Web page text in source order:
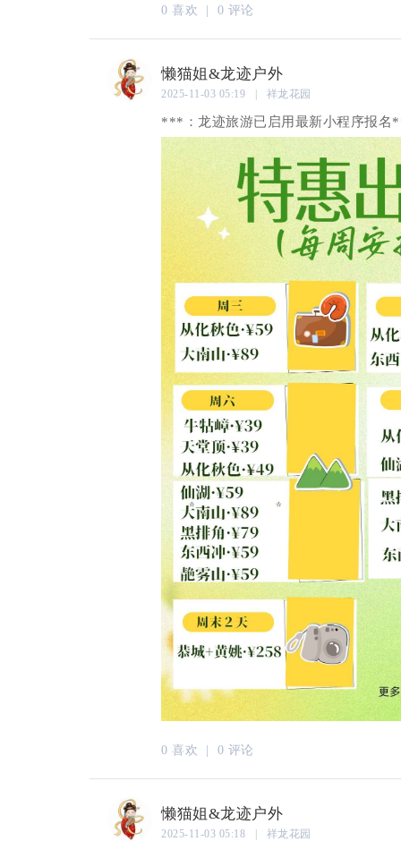
0 喜欢 | 0 评论
懒猫姐&龙迹户外
2025-11-03 05:19 | 祥龙花园
***：龙迹旅游已启用最新小程序报名
0 喜欢 | 0 评论
懒猫姐&龙迹户外
2025-11-03 05:18 | 祥龙花园